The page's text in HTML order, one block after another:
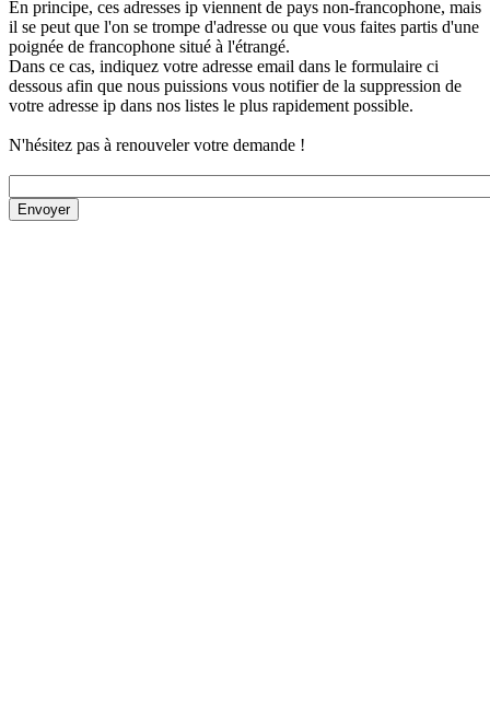
En principe, ces adresses ip viennent de pays non-francophone, mais
il se peut que l'on se trompe d'adresse ou que vous faites partis d'une
poignée de francophone situé à l'étrangé.
Dans ce cas, indiquez votre adresse email dans le formulaire ci
dessous afin que nous puissions vous notifier de la suppression de
votre adresse ip dans nos listes le plus rapidement possible.
N'hésitez pas à renouveler votre demande !